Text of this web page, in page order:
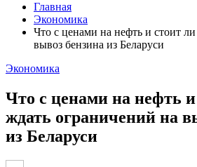
Главная
Экономика
Что с ценами на нефть и стоит
вывоз бензина из Беларуси
Экономика
Что с ценами на нефть
ждать ограничений на
из Беларуси